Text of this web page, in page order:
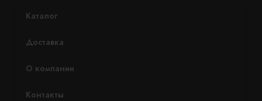
Каталог
Доставка
О компании
Контакты